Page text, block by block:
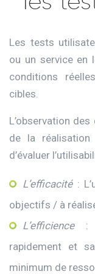
Les tests
ou un service en
conditions
cibles.
L’observation
de la réalisation
d’évaluer
L’efficacité:
objectifs / à
L’efficience:
rapidement et
minimum de